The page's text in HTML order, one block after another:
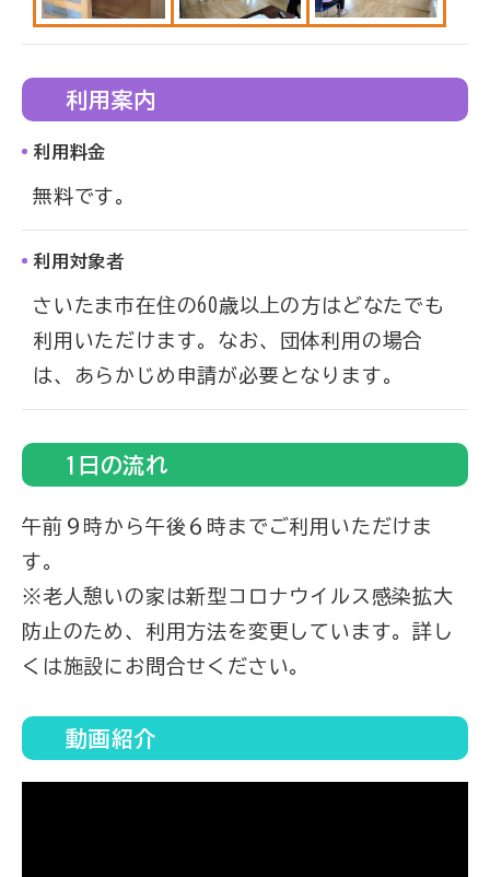
利用案内
利用料金
無料です。
利用対象者
さいたま市在住の60歳以上の方はどなたでも
利用いただけます。なお、団体利用の場合
は、あらかじめ申請が必要となります。
1日の流れ
午前９時から午後６時までご利用いただけま
す。
※老人憩いの家は新型コロナウイルス感染拡大
防止のため、利用方法を変更しています。詳し
くは施設にお問合せください。
動画紹介